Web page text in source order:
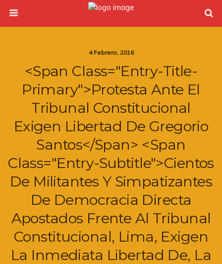
4 Febrero, 2016
<span Class="entry-Title-
Primary">Protesta Ante El
Tribunal Constitucional
Exigen Libertad De Gregorio
Santos</span> <span
Class="entry-Subtitle">Cientos
De Militantes Y Simpatizantes
De Democracia Directa
Apostados Frente Al Tribunal
Constitucional, Lima, Exigen
La Inmediata Libertad De, La